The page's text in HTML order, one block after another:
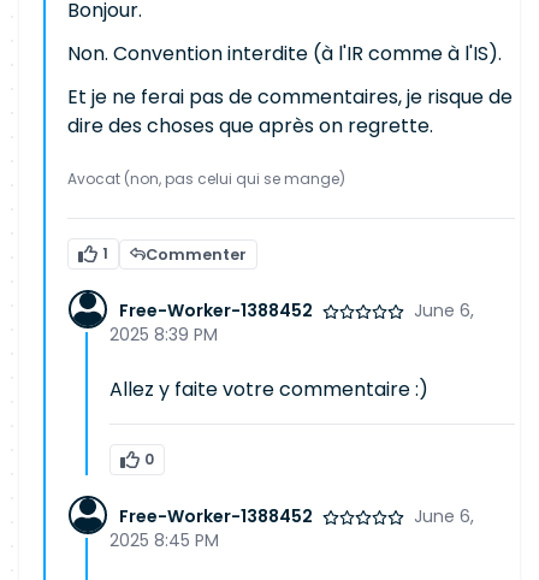
Bonjour.
Non. Convention interdite (à l'IR comme à l'IS).
Et je ne ferai pas de commentaires, je risque de
dire des choses que après on regrette.
Avocat (non, pas celui qui se mange)
1 Commenter
Free-Worker-1388452
June 6,
2025 8:39 PM
Allez y faite votre commentaire :)
0
Free-Worker-1388452
June 6,
2025 8:45 PM